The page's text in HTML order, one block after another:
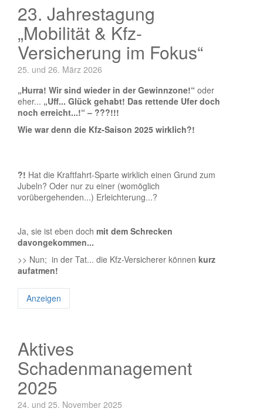
23. Jahrestagung
„Mobilität & Kfz-
Versicherung im Fokus“
25. und 26. März 2026
„Hurra! Wir sind wieder in der Gewinnzone!“ oder
eher... „Uff... Glück gehabt! Das rettende Ufer doch
noch erreicht...!“ – ???!!!
Wie war denn die Kfz-Saison 2025 wirklich?!
?! Hat die Kraftfahrt-Sparte wirklich einen Grund zum
Jubeln? Oder nur zu einer (womöglich
vorübergehenden...) Erleichterung...?
Ja, sie ist eben doch mit dem Schrecken
davongekommen...
>> Nun; in der Tat... die Kfz-Versicherer können kurz
aufatmen!
Anzeigen
Aktives
Schadenmanagement
2025
24. und 25. November 2025